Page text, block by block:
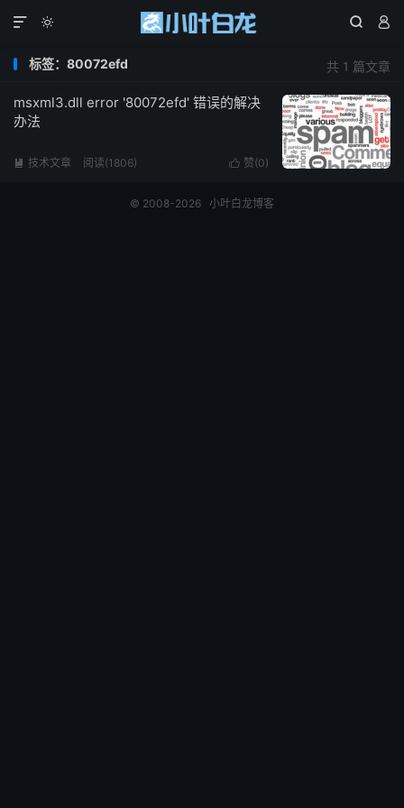
  

共 1 篇文章
标签：80072efd
msxml3.dll error '80072efd' 错误的解决
办法
 赞(0)
 技术文章 阅读(1806)
© 2008-2026 小叶白龙博客